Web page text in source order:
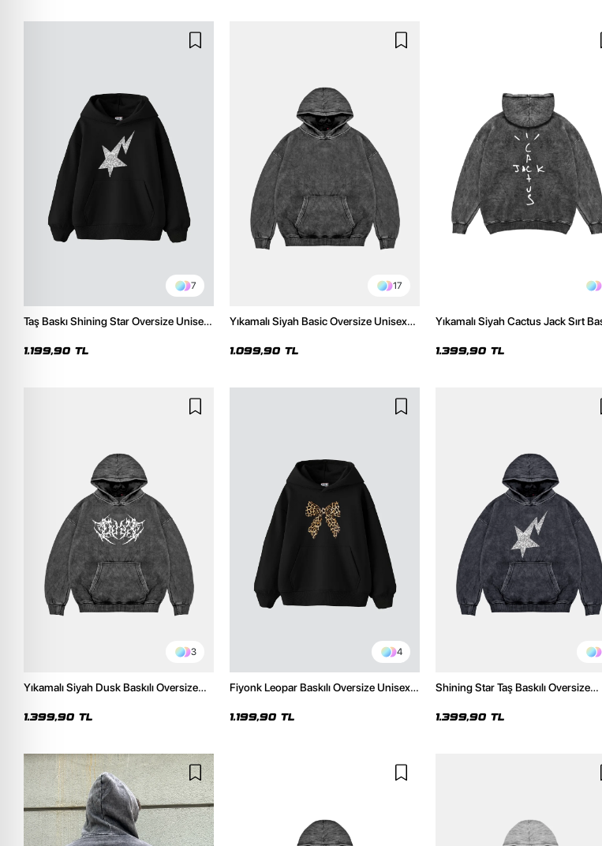
7
Taş Baskı Shining Star Oversize Unisex
1.199,90 TL
17
Yıkamalı Siyah Basic Oversize Unisex
1.099,90 TL
Yıkamalı Siyah Cactus Jack Sırt
1.399,90 TL
3
Yıkamalı Siyah Dusk Baskılı Oversize
1.399,90 TL
4
Fiyonk Leopar Baskılı Oversize Unisex
1.199,90 TL
Shining Star Taş Baskılı Oversize
1.399,90 TL